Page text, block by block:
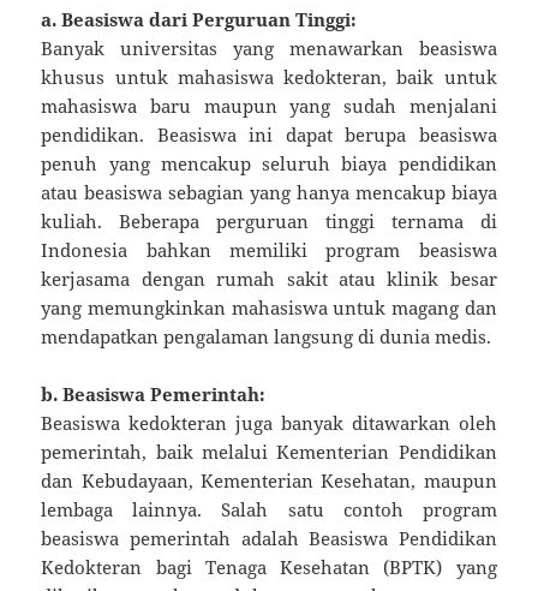
a. Beasiswa dari Perguruan Tinggi:
Banyak universitas yang menawarkan beasiswa
khusus untuk mahasiswa kedokteran, baik untuk
mahasiswa baru maupun yang sudah menjalani
pendidikan. Beasiswa ini dapat berupa beasiswa
penuh yang mencakup seluruh biaya pendidikan
atau beasiswa sebagian yang hanya mencakup biaya
kuliah. Beberapa perguruan tinggi ternama di
Indonesia bahkan memiliki program beasiswa
kerjasama dengan rumah sakit atau klinik besar
yang memungkinkan mahasiswa untuk magang dan
mendapatkan pengalaman langsung di dunia medis.
b. Beasiswa Pemerintah:
Beasiswa kedokteran juga banyak ditawarkan oleh
pemerintah, baik melalui Kementerian Pendidikan
dan Kebudayaan, Kementerian Kesehatan, maupun
lembaga lainnya. Salah satu contoh program
beasiswa pemerintah adalah Beasiswa Pendidikan
Kedokteran bagi Tenaga Kesehatan (BPTK) yang